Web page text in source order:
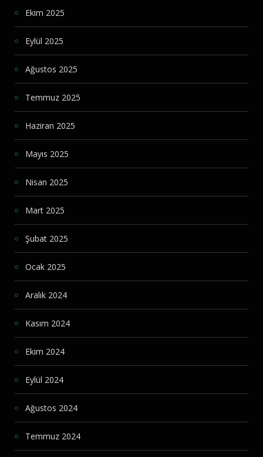
Ekim 2025
Eylül 2025
Ağustos 2025
Temmuz 2025
Haziran 2025
Mayıs 2025
Nisan 2025
Mart 2025
Şubat 2025
Ocak 2025
Aralık 2024
Kasım 2024
Ekim 2024
Eylül 2024
Ağustos 2024
Temmuz 2024